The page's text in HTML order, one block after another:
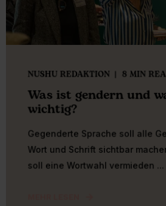
NUSHU REDAKTION 8 MIN
Was ist gendern und
wichtig?
Gegenderte Sprache soll alle
Wort und Schrift sichtbar
soll eine Wortwahl vermieden ...